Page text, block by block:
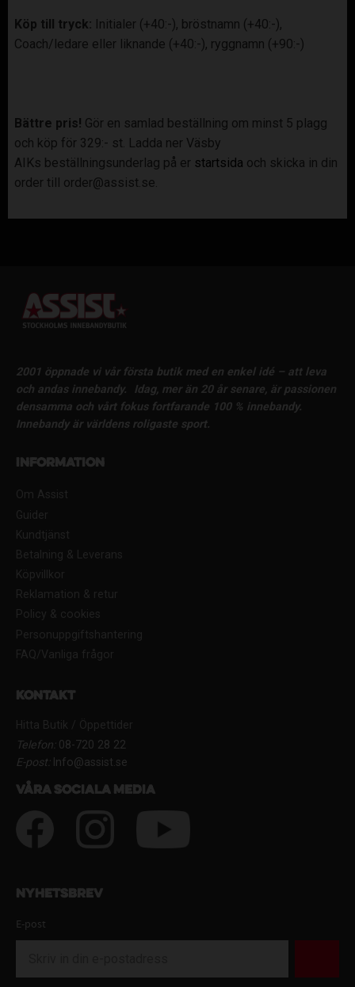
Köp till tryck: Initialer (+40:-), bröstnamn (+40:-),
Coach/ledare eller liknande (+40:-), ryggnamn (+90:-)
Bättre pris! Gör en samlad beställning om minst 5 plagg
och köp för 329:- st. Ladda ner Väsby
AIKs beställningsunderlag på er startsida och skicka in din
order till order@assist.se.
2001 öppnade vi vår första butik med en enkel idé – att leva
och andas innebandy.
Idag, mer än 20 år senare, är passionen
densamma och vårt fokus fortfarande 100 % innebandy.
Innebandy är världens roligaste sport.
Information
Om Assist
Guider
Kundtjänst
Betalning & Leverans
Köpvillkor
Reklamation & retur
Policy & cookies
Personuppgiftshantering
FAQ/Vanliga frågor
Kontakt
Hitta Butik / Öppettider
Telefon:08-720 28 22
E-post:Info@assist.se
Våra sociala media
Nyhetsbrev
E-post